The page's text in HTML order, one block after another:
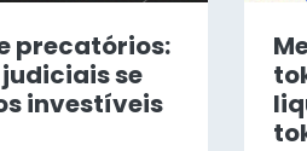
precatórios:
se
investíveis